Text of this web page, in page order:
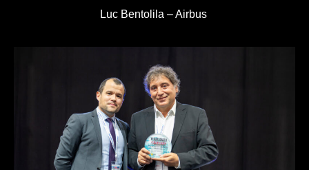
Luc Bentolila – Airbus